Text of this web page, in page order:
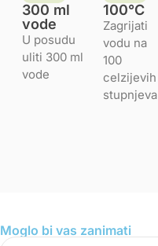
300 ml
vode
U posudu
uliti 300 ml
vode
100°C
Zagrijati
vodu na
100
celzijevih
stupnjeva
Moglo bi vas zanimati